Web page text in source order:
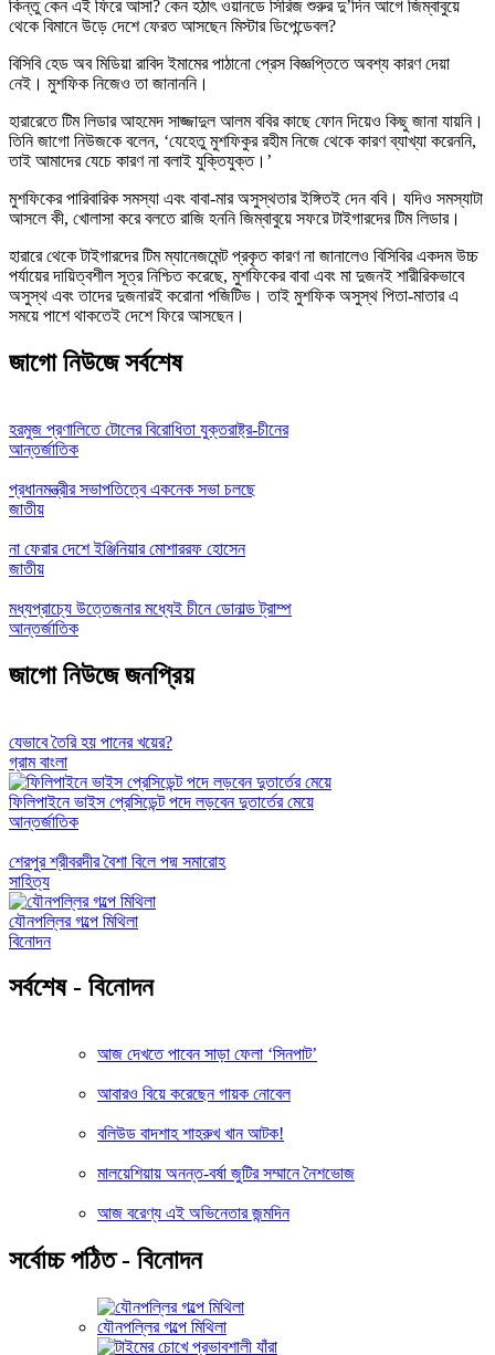
কিন্তু কেন এই ফিরে আসা? কেন হঠাৎ ওয়ানডে সিরিজ শুরুর দু’দিন আগে জিম্বাবুয়ে
থেকে বিমানে উড়ে দেশে ফেরত আসছেন মিস্টার ডিপেন্ডেবল?
বিসিবি হেড অব মিডিয়া রাবিদ ইমামের পাঠানো প্রেস বিজ্ঞপ্তিতে অবশ্য কারণ দেয়া
নেই। মুশফিক নিজেও তা জানাননি।
হারারেতে টিম লিডার আহমেদ সাজ্জাদুল আলম ববির কাছে ফোন দিয়েও কিছু জানা যায়নি।
তিনি জাগো নিউজকে বলেন, ‌‘যেহেতু মুশফিকুর রহীম নিজে থেকে কারণ ব্যাখ্যা করেননি,
তাই আমাদের যেচে কারণ না বলাই যুক্তিযুক্ত।’
মুশফিকের পারিবারিক সমস্যা এবং বাবা-মার অসুস্থতার ইঙ্গিতই দেন ববি। যদিও সমস্যাটা
আসলে কী, খোলাসা করে বলতে রাজি হননি জিম্বাবুয়ে সফরে টাইগারদের টিম লিডার।
হারারে থেকে টাইগারদের টিম ম্যানেজমেন্ট প্রকৃত কারণ না জানালেও বিসিবির একদম উচ্চ
পর্যায়ের দায়িত্বশীল সূত্র নিশ্চিত করেছে, মুশফিকের বাবা এবং মা দুজনই শারীরিকভাবে
অসুস্থ এবং তাদের দুজনারই করোনা পজিটিভ। তাই মুশফিক অসুস্থ পিতা-মাতার এ
সময়ে পাশে থাকতেই দেশে ফিরে আসছেন।
জাগো নিউজে সর্বশেষ
হরমুজ প্রণালিতে টোলের বিরোধিতা যুক্তরাষ্ট্র-চীনের
আন্তর্জাতিক
প্রধানমন্ত্রীর সভাপতিত্বে একনেক সভা চলছে
জাতীয়
না ফেরার দেশে ইঞ্জিনিয়ার মোশাররফ হোসেন
জাতীয়
মধ্যপ্রাচ্যে উত্তেজনার মধ্যেই চীনে ডোনাল্ড ট্রাম্প
আন্তর্জাতিক
জাগো নিউজে জনপ্রিয়
যেভাবে তৈরি হয় পানের খয়ের?
গ্রাম বাংলা
ফিলিপাইনে ভাইস প্রেসিডেন্ট পদে লড়বেন দুতার্তের মেয়ে
আন্তর্জাতিক
শেরপুর শ্রীবরদীর বৈশা বিলে পদ্ম সমারোহ
সাহিত্য
যৌনপল্লির গল্পে মিথিলা
বিনোদন
সর্বশেষ - বিনোদন
আজ দেখতে পাবেন সাড়া ফেলা ‘সিনপাট’
আবারও বিয়ে করেছেন গায়ক নোবেল
বলিউড বাদশাহ শাহরুখ খান আটক!
মালয়েশিয়ায় অনন্ত-বর্ষা জুটির সম্মানে নৈশভোজ
আজ বরেণ্য এই অভিনেতার জন্মদিন
সর্বোচ্চ পঠিত - বিনোদন
যৌনপল্লির গল্পে মিথিলা